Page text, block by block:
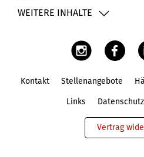
WEITERE INHALTE
Kontakt Stellenangebote
Links Datenschutz
Vertrag